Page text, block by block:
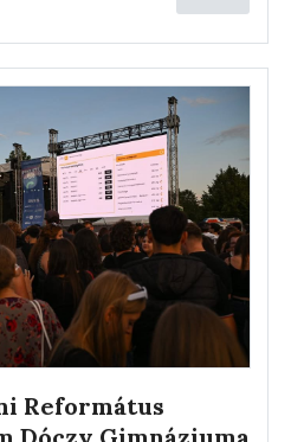
Református